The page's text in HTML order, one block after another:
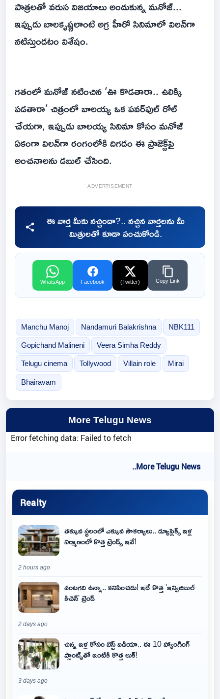
పాత్రలతో వరుస విజయాలు అందుకున్న మనోజ్...
ఇప్పుడు బాలకృష్ణలాంటి అగ్ర హీరో సినిమాలో విలన్‌గా
నటిస్తుండటం విశేషం.
గతంలో మనోజ్ నటించిన ‘ఊ కొడతారా.. ఉలిక్కి
పడతారా’ చిత్రంలో బాలయ్య ఒక పవర్‌ఫుల్ రోల్
చేయగా, ఇప్పుడు బాలయ్య సినిమా కోసం మనోజ్
ఏకంగా విలన్‌గా రంగంలోకి దిగడం ఈ ప్రాజెక్ట్‌పై
అంచనాలను డబుల్ చేసింది.
ADVERTISEMENT
ఈ వార్త మీకు నచ్చిందా?.. నచ్చిన వార్తలను మీ
మిత్రులతో కూడా పంచుకోండి.
WhatsApp Facebook (Twitter) Copy Link
Manchu Manoj Nandamuri Balakrishna NBK111
Gopichand Malineni Veera Simha Reddy
Telugu cinema Tollywood Villain role Mirai
Bhairavam
More Telugu News
Error fetching data: Failed to fetch
..More Telugu News
Realty
తక్కువ స్థలంలో ఎక్కువ సౌకర్యాలు.. డ్యూప్లెక్స్ ఇళ్ల
నిర్మాణంలో కొత్త ట్రెండ్స్ ఇవే!
2 hours ago
వంటగది ఉన్నా.. కనిపించదు! ఇదే కొత్త 'ఇన్విజిబుల్
కిచెన్' ట్రెండ్
2 days ago
చిన్న ఇళ్ల కోసం బెస్ట్ ఐడియా.. ఈ 10 హ్యాంగింగ్
ప్లాంట్స్‌తో ఇంటికి కొత్త లుక్!
3 days ago